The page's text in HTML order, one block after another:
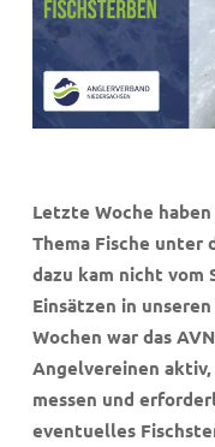
Letzte Woche
Thema Fische unter
dazu kam nicht vom
Einsätzen in
Wochen war das
Angelvereinen
messen und
eventuelles